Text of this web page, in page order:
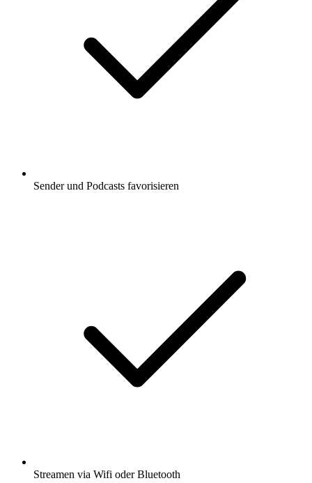
Sender und Podcasts favorisieren
Streamen via Wifi oder Bluetooth